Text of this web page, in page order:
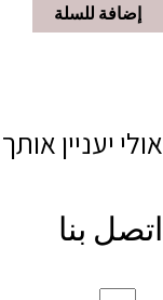
إضافة للسلة
אולי יעניין
اتصل بنا